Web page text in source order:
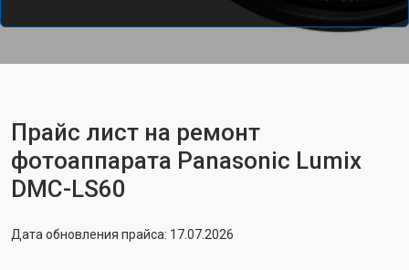
Прайс лист на ремонт
фотоаппарата Panasonic Lumix
DMC-LS60
Дата обновления прайса: 17.07.2026